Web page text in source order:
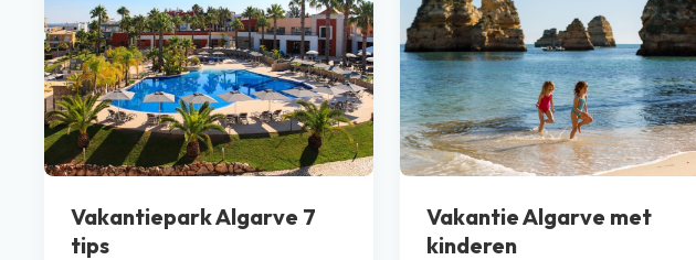
Vakantiepark Algarve 7
tips
Vakantie Algarve met
kinderen